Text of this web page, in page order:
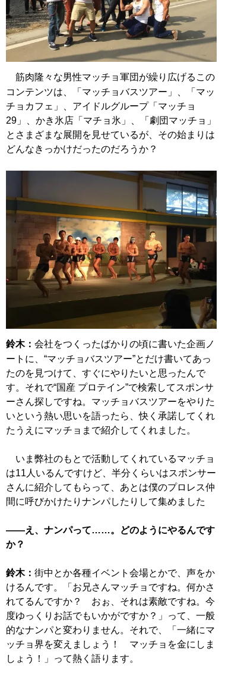
筋肉隆々な男性マッチョ軍団が繰り広げるこの
コンテンツは、「マッチョバスツアー」、「マッ
チョカフェ」、アイドルグループ「マッチョ
29」、かき氷店「マチョ氷」、「劇団マッチョ」
とさまざまな展開を見せているが、その始まりは
どんなきっかけだったのだろうか？
鈴木： 会社をつくったばかりの頃に書いた企画ノ
ートに、“マッチョバスツアー”とだけ書いてあっ
たのを見つけて、すぐにやりたいと思ったんで
す。それで“国産 プロテイン”で検索してスポンサ
ーさん探しですね。マッチョバスツアーをやりた
いという熱い思いを語ったら、快く承諾してくれ
たうえにマッチョまで紹介してくれました。
いま弊社のもとで活動してくれているマッチョ
は11人いるんですけど、半分くらいはスポンサー
さんに紹介してもらって、あとは僕のプロレス仲
間に呼びかけたりナンパしたりして集めました
――え、ナンパって……。どのようにやるんです
か？
鈴木： 街中とか各種イベント会場とかで、声をか
けるんです。「お兄さんマッチョですね。何かさ
れてるんですか？ おぉ、それは素敵ですね。今
度ゆっくりお話でもいかがですか？」って、一般
的なナンパと変わりません。それで、「一緒にマ
ッチョ界を変えましょう！ マッチョを金にしま
しょう！」って熱く語ります。